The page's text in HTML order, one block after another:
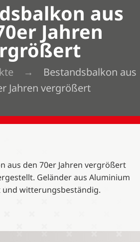
aus
Jahren
Bestandsbalkon aus
Jahren vergrößert
aus den 70er Jahren vergrößert
Geländer aus Aluminium
und witterungsbeständig.